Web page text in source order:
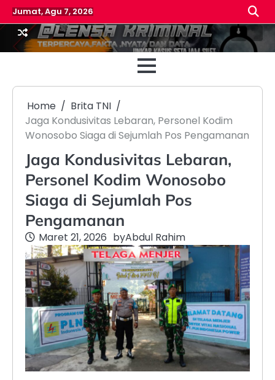
Skip
to
content
Jumat, Agu 7, 2026
Beranda
Home
Brita TNI
Jaga Kondusivitas Lebaran, Personel Kodim
Wonosobo Siaga di Sejumlah Pos Pengamanan
Jaga Kondusivitas Lebaran,
Personel Kodim Wonosobo
Siaga di Sejumlah Pos
Pengamanan
Maret 21, 2026 byAbdul Rahim